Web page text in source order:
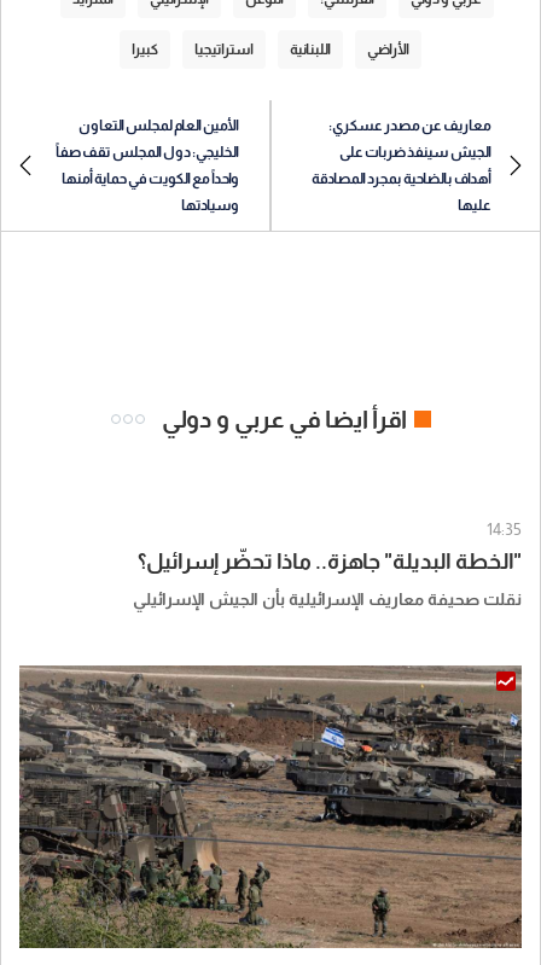
الأراضي اللبنانية استراتيجيا كبيرا
معاريف عن مصدر عسكري:
الجيش سينفذ ضربات على
أهداف بالضاحية بمجرد المصادقة
عليها
الأمين العام لمجلس التعاون
الخليجي: دول المجلس تقف صفاً
واحداً مع الكويت في حماية أمنها
وسيادتها
اقرأ ايضا في عربي و دولي
14:35
"الخطة البديلة" جاهزة.. ماذا تحضّر إسرائيل؟
نقلت صحيفة معاريف الإسرائيلية بأن الجيش الإسرائيلي